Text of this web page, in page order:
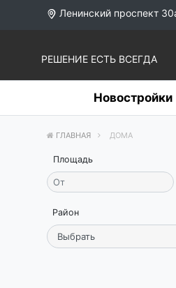
Ленинский проспект
РЕШЕНИЕ ЕСТЬ ВСЕГДА
Новостройки
ГЛАВНАЯ ДОМА
Площадь
Район